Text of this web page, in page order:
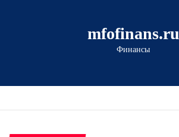
mfofinans.ru
Финансы